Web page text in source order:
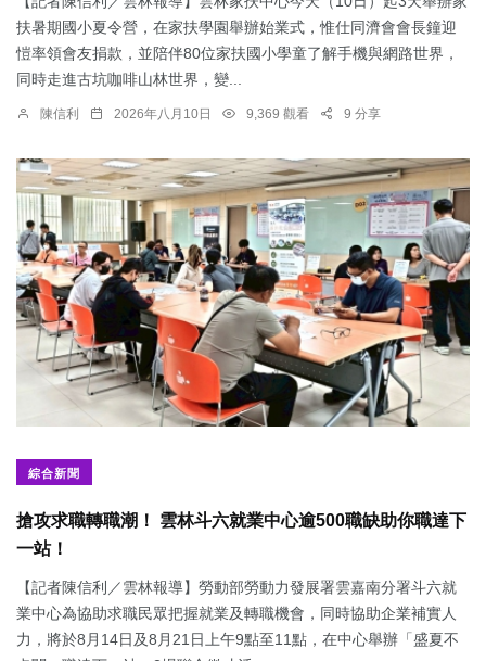
扶暑期國小夏令營，在家扶學園舉辦始業式，惟仕同濟會會長鐘迎
愷率領會友捐款，並陪伴80位家扶國小學童了解手機與網路世界，
同時走進古坑咖啡山林世界，變...
陳信利 2026年八月10日 9,369 觀看 9 分享
綜合新聞
搶攻求職轉職潮！ 雲林斗六就業中心逾500職缺助你職達下
一站！
【記者陳信利／雲林報導】勞動部勞動力發展署雲嘉南分署斗六就
業中心為協助求職民眾把握就業及轉職機會，同時協助企業補實人
力，將於8月14日及8月21日上午9點至11點，在中心舉辦「盛夏不